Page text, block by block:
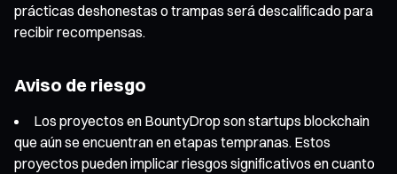
prácticas deshonestas o trampas será descalificado para
recibir recompensas.
Aviso de riesgo
Los proyectos en BountyDrop son startups blockchain
que aún se encuentran en etapas tempranas. Estos
proyectos pueden implicar riesgos significativos en cuanto